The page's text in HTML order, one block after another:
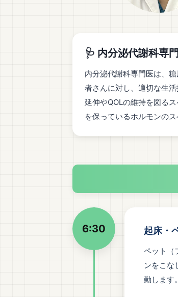
🩺 内分泌代謝科専
内分泌代謝科専門医は、
者さんに対し、適切な生
延伸やQOLの維持を図る
を保っているホルモンの
6:30 起床・
ペット（
ンをこな
勤します